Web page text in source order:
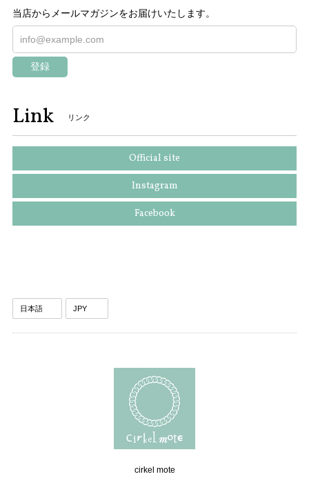
当店からメールマガジンをお届けいたします。
登録
Link リンク
Official site
Instagram
Facebook
cirkel mote